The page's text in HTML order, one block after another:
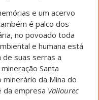
e um acervo
é palco dos
no povoado toda
e humana está
suas serras a
Santa
da Mina do
da empresa Vallourec